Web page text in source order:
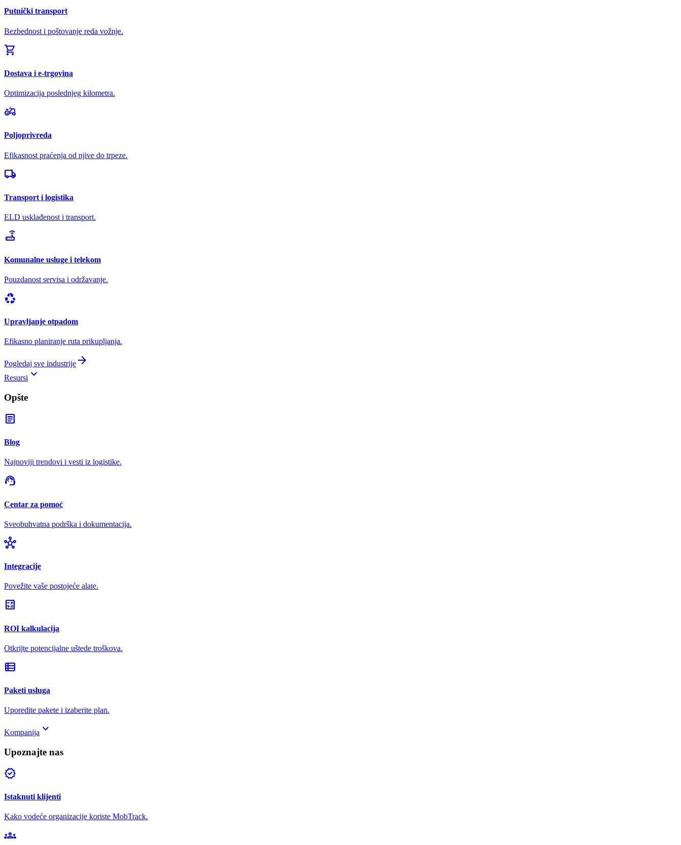
Putnički transport
Bezbednost i poštovanje reda vožnje.
shopping_cart
Dostava i e-trgovina
Optimizacija poslednjeg kilometra.
agriculture
Poljoprivreda
Efikasnost praćenja od njive do trpeze.
local_shipping
Transport i logistika
ELD usklađenost i transport.
router
Komunalne usluge i telekom
Pouzdanost servisa i održavanje.
recycling
Upravljanje otpadom
Efikasno planiranje ruta prikupljanja.
Pogledaj sve industrije arrow_forward
Resursi keyboard_arrow_down
Opšte
article
Blog
Najnoviji trendovi i vesti iz logistike.
support_agent
Centar za pomoć
Sveobuhvatna podrška i dokumentacija.
hub
Integracije
Povežite vaše postojeće alate.
calculate
ROI kalkulacija
Otkrijte potencijalne uštede troškova.
view_list
Paketi usluga
Uporedite pakete i izaberite plan.
Kompanija keyboard_arrow_down
Upoznajte nas
verified
Istaknuti klijenti
Kako vodeće organizacije koriste MobTrack.
groups